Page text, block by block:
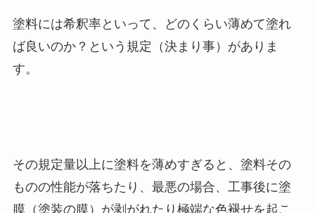
塗料には希釈率といって、どのくらい薄めて塗れ
ば良いのか？という規定（決まり事）がありま
す。
その規定量以上に塗料を薄めすぎると、塗料その
ものの性能が落ちたり、最悪の場合、工事後に塗
膜（塗装の膜）が剥がれたり極端な色褪せを起こ